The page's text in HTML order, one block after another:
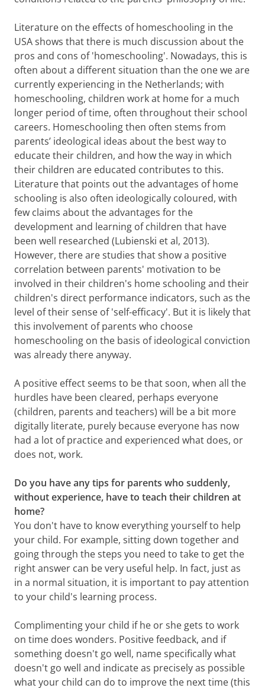
Literature on the effects of homeschooling in the
USA shows that there is much discussion about the
pros and cons of 'homeschooling'. Nowadays, this is
often about a different situation than the one we are
currently experiencing in the Netherlands; with
homeschooling, children work at home for a much
longer period of time, often throughout their school
careers. Homeschooling then often stems from
parents’ ideological ideas about the best way to
educate their children, and how the way in which
their children are educated contributes to this.
Literature that points out the advantages of home
schooling is also often ideologically coloured, with
few claims about the advantages for the
development and learning of children that have
been well researched (Lubienski et al, 2013).
However, there are studies that show a positive
correlation between parents' motivation to be
involved in their children's home schooling and their
children's direct performance indicators, such as the
level of their sense of 'self-efficacy'. But it is likely that
this involvement of parents who choose
homeschooling on the basis of ideological conviction
was already there anyway.
A positive effect seems to be that soon, when all the
hurdles have been cleared, perhaps everyone
(children, parents and teachers) will be a bit more
digitally literate, purely because everyone has now
had a lot of practice and experienced what does, or
does not, work.
Do you have any tips for parents who suddenly,
without experience, have to teach their children at
home?
You don't have to know everything yourself to help
your child. For example, sitting down together and
going through the steps you need to take to get the
right answer can be very useful help. In fact, just as
in a normal situation, it is important to pay attention
to your child's learning process.
Complimenting your child if he or she gets to work
on time does wonders. Positive feedback, and if
something doesn't go well, name specifically what
doesn't go well and indicate as precisely as possible
what your child can do to improve the next time (this